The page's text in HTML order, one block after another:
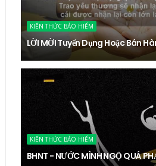
KIẾN THỨC BẢO HIỂM
LỜI MỜI Tuyển Dụng Hoặc Bán
KIẾN THỨC BẢO HIỂM
BHNT - NƯỚC MÌNH NGỘ QUÁ